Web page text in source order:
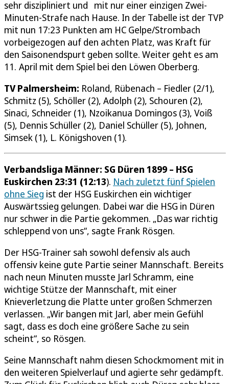
sehr diszipliniert und mit nur einer einzigen Zwei-
Minuten-Strafe nach Hause. In der Tabelle ist der TVP
mit nun 17:23 Punkten am HC Gelpe/Strombach
vorbeigezogen auf den achten Platz, was Kraft für
den Saisonendspurt geben sollte. Weiter geht es am
11. April mit dem Spiel bei den Löwen Oberberg.
TV Palmersheim: Roland, Rübenach – Fiedler (2/1),
Schmitz (5), Schöller (2), Adolph (2), Schouren (2),
Sinaci, Schneider (1), Nzoikanua Domingos (3), Voiß
(5), Dennis Schüller (2), Daniel Schüller (5), Johnen,
Simsek (1), L. Königshoven (1).
Verbandsliga Männer: SG Düren 1899 – HSG
Euskirchen 23:31 (12:13). Nach zuletzt fünf Spielen
ohne Sieg ist der HSG Euskirchen ein wichtiger
Auswärtssieg gelungen. Dabei war die HSG in Düren
nur schwer in die Partie gekommen. „Das war richtig
schleppend von uns“, sagte Frank Rösgen.
Der HSG-Trainer sah sowohl defensiv als auch
offensiv keine gute Partie seiner Mannschaft. Bereits
nach neun Minuten musste Jarl Schramm, eine
wichtige Stütze der Mannschaft, mit einer
Knieverletzung die Platte unter großen Schmerzen
verlassen. „Wir bangen mit Jarl, aber mein Gefühl
sagt, dass es doch eine größere Sache zu sein
scheint“, so Rösgen.
Seine Mannschaft nahm diesen Schockmoment mit in
den weiteren Spielverlauf und agierte sehr gedämpft.